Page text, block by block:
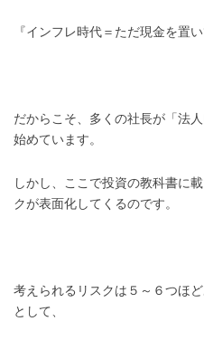
『インフレ時代＝ただ現金を置
だからこそ、多くの社長が「法
始めています。
しかし、ここで投資の教科書に
クが表面化してくるのです。
考えられるリスクは５～６つほ
として、